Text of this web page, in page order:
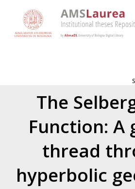
The
Function: A
thread
hyperbolic